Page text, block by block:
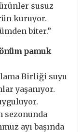
susuz
kuruyor.
biter.”
pamuk
Birliği suyu
yaşanıyor.
sezonunda
ayı başında